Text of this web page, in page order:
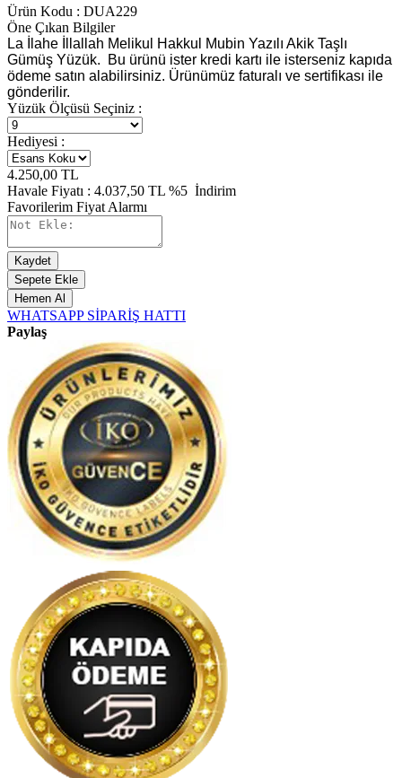
Ürün Kodu : DUA229
Öne Çıkan Bilgiler
La İlahe İllallah Melikul Hakkul Mubin Yazılı Akik Taşlı
Gümüş Yüzük. Bu ürünü ister kredi kartı ile isterseniz kapıda
ödeme satın alabilirsiniz. Ürünümüz faturalı ve sertifikası ile
gönderilir.
Yüzük Ölçüsü Seçiniz :
Hediyesi :
4.250,00 TL
Havale Fiyatı : 4.037,50 TL %5 İndirim
Favorilerim Fiyat Alarmı
Kaydet
Sepete Ekle
Hemen Al
WHATSAPP SİPARİŞ HATTI
Paylaş